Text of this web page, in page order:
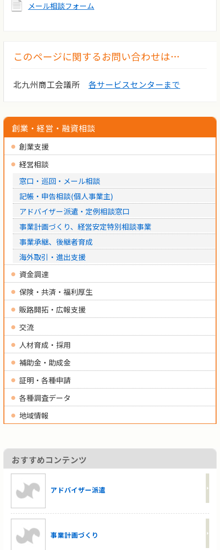
メール相談フォーム
このページに関するお問い合わせは…
北九州商工会議所 各サービスセンターまで
創業・経営・融資相談
創業支援
経営相談
窓口・巡回・メール相談
記帳・申告相談(個人事業主)
アドバイザー派遣・定例相談窓口
事業計画づくり、経営安定特別相談事業
事業承継、後継者育成
海外取引・進出支援
資金調達
保険・共済・福利厚生
販路開拓・広報支援
交流
人材育成・採用
補助金・助成金
証明・各種申請
各種調査データ
地域情報
おすすめコンテンツ
アドバイザー派遣
事業計画づくり